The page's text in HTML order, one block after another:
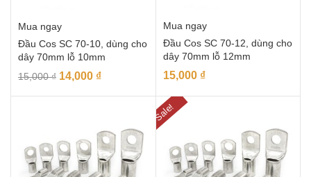
Mua ngay
Đầu Cos SC 70-10, dùng cho
dây 70mm lỗ 10mm
15,000₫ 14,000 ₫
Mua ngay
Đầu Cos SC 70-12, dùng cho
dây 70mm lỗ 12mm
15,000 ₫
Sale!